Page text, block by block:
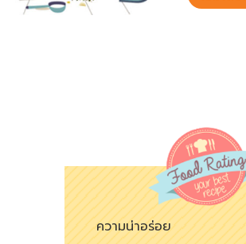
ความน่าอร่อย